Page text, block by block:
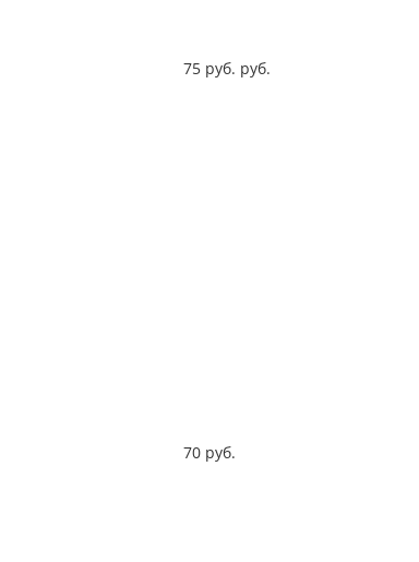
75 руб. руб.
70 руб.